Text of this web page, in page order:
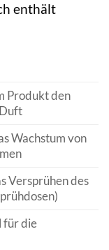
enthält
Produkt den
Wachstum von
Versprühen des
für die